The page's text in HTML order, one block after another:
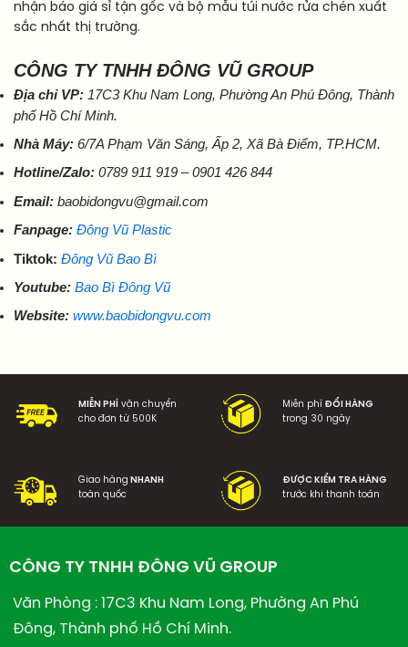
nhận báo giá sỉ tận gốc và bộ mẫu túi nước rửa chén xuất
sắc nhất thị trường.
CÔNG TY TNHH ĐÔNG VŨ GROUP
Địa chỉ VP: 17C3 Khu Nam Long, Phường An Phú Đông, Thành
phố Hồ Chí Minh.
Nhà Máy: 6/7A Phạm Văn Sáng, Ấp 2, Xã Bà Điểm, TP.HCM.
Hotline/Zalo: 0789 911 919 – 0901 426 844
Email: baobidongvu@gmail.com
Fanpage: Đông Vũ Plastic
Tiktok: Đông Vũ Bao Bì
Youtube: Bao Bì Đông Vũ
Website: www.baobidongvu.com
MIỄN PHÍ
vận chuyển
cho đơn từ 500K
Miễn phí ĐỔI HÀNG
trong 30 ngày
Giao hàng NHANH
toàn quốc
ĐƯỢC KIỂM TRA HÀNG
trước khi thanh toán
CÔNG TY TNHH ĐÔNG VŨ GROUP
Văn Phòng : 17C3 Khu Nam Long, Phường An Phú
Đông, Thành phố Hồ Chí Minh.